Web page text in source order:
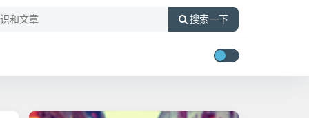
搜索一下